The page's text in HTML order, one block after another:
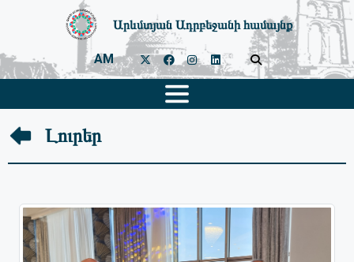
Արևմտյան Ադրբեջանի համայնք
AM
Լուրեր